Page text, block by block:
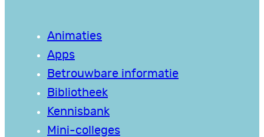
Animaties
Apps
Betrouwbare informatie
Bibliotheek
Kennisbank
Mini-colleges